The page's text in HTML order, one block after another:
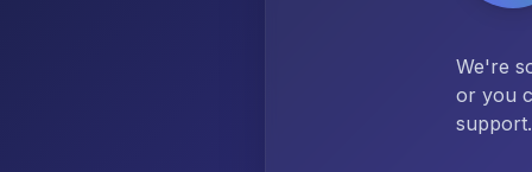
We're
or you
support.